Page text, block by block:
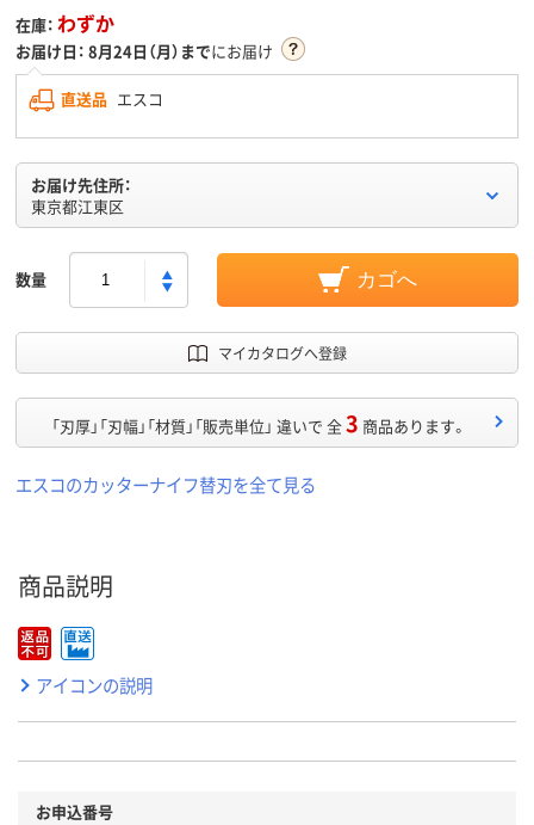
在庫： わずか
お届け日： 8月24日（月）までにお届け
直送品 エスコ
お届け先住所：
東京都江東区
数量 カゴへ
マイカタログへ登録
「刃厚」「刃幅」「材質」「販売単位」 違いで 全3 商品あります。
エスコのカッターナイフ替刃を全て見る
商品説明
アイコンの説明
お申込番号